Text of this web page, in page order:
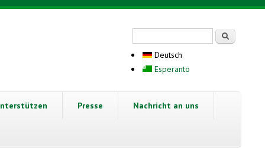
Deutsch
Esperanto
Presse Nachricht an uns